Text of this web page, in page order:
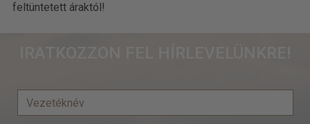
feltüntetett áraktól!